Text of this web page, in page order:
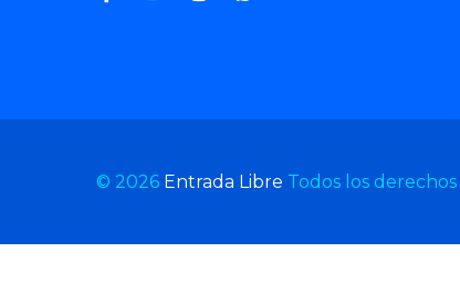
© 2026 Entrada Libre Todos los